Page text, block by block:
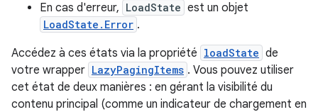
En cas d'erreur, LoadState est un objet
LoadState.Error .
Accédez à ces états via la propriété loadState de
votre wrapper LazyPagingItems . Vous pouvez utiliser
cet état de deux manières : en gérant la visibilité du
contenu principal (comme un indicateur de chargement en